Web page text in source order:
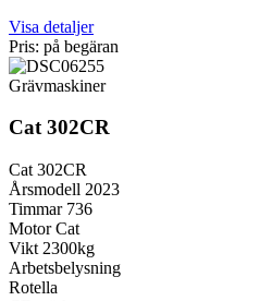
Visa detaljer
Pris: på begäran
Grävmaskiner
Cat 302CR
Cat 302CR
Årsmodell 2023
Timmar 736
Motor Cat
Vikt 2300kg
Arbetsbelysning
Rotella